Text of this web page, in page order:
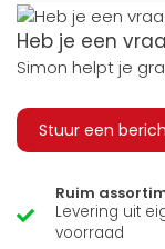
Heb je een
Simon helpt je
Stuur een
Ruim
Levering uit
voorraad